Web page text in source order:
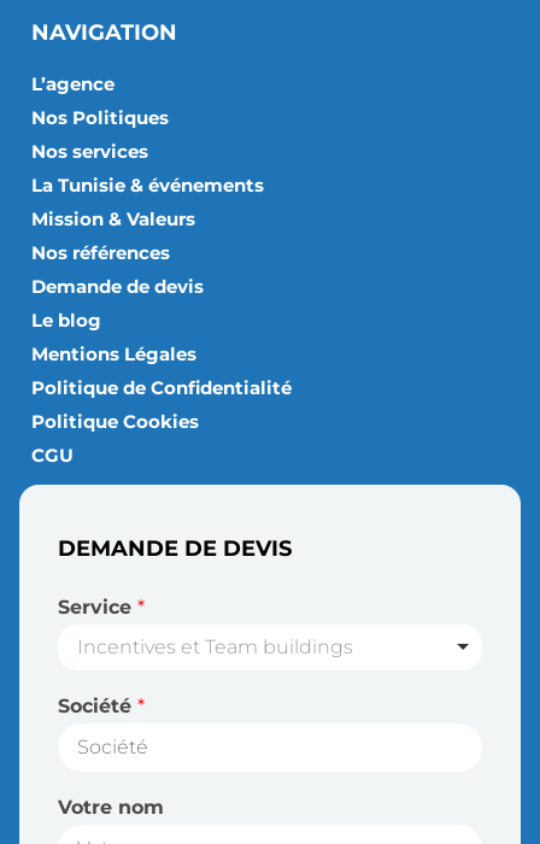
NAVIGATION
L’agence
Nos Politiques
Nos services
La Tunisie & événements
Mission & Valeurs
Nos références
Demande de devis
Le blog
Mentions Légales
Politique de Confidentialité
Politique Cookies
CGU
DEMANDE DE DEVIS
Service *
Incentives et Team buildings
Société *
Votre nom